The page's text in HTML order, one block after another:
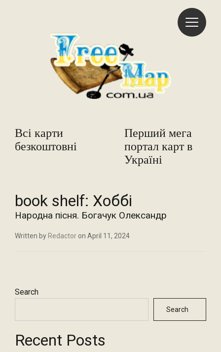
Всі карти
безкоштовні
Freemap
Перший мега
портал карт в
Україні
book shelf: Хоббі
Народна пісня. Богачук Олександр
Written by Redactor on April 11, 2024
Search
Search
Recent Posts